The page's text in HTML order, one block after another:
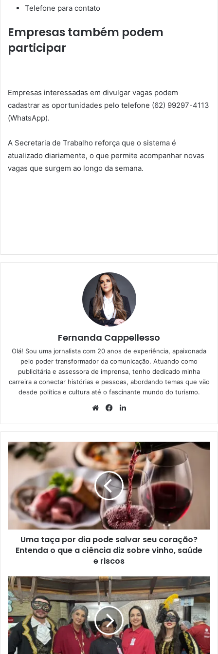
Telefone para contato
Empresas também podem
participar
Empresas interessadas em divulgar vagas podem
cadastrar as oportunidades pelo telefone (62) 99297-4113
(WhatsApp).
A Secretaria de Trabalho reforça que o sistema é
atualizado diariamente, o que permite acompanhar novas
vagas que surgem ao longo da semana.
Fernanda Cappellesso
Olá! Sou uma jornalista com 20 anos de experiência, apaixonada
pelo poder transformador da comunicação. Atuando como
publicitária e assessora de imprensa, tenho dedicado minha
carreira a conectar histórias e pessoas, abordando temas que vão
desde política e cultura até o fascinante mundo do turismo.
WebsiteFacebook
Uma taça por dia pode salvar seu coração?
Entenda o que a ciência diz sobre vinho, saúde
e riscos